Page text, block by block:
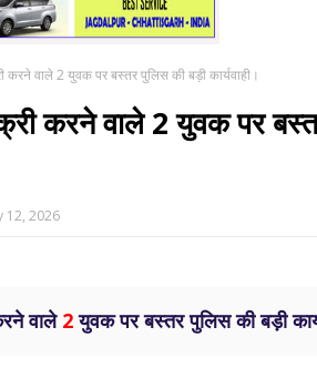
करने वाले 2 युवक पर बस्तर पुलिस की बड़ी कार्यवाही।
करने वाले 2 युवक पर
12, 2026
वाले 2युवक पर बस्तर पुलिस की बड़ी